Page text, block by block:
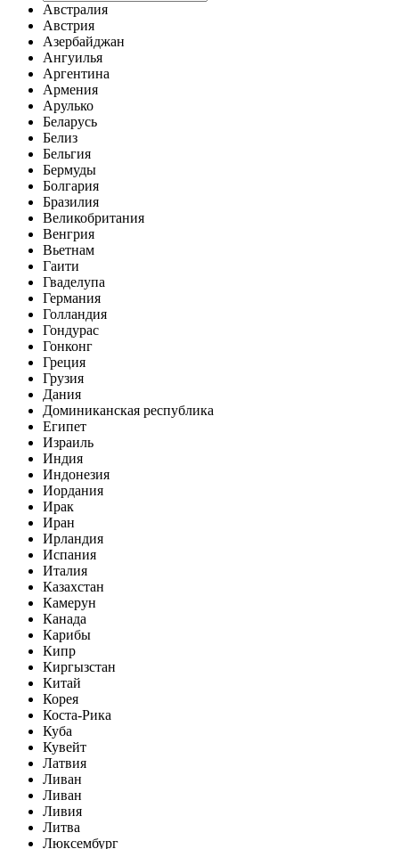
Австралия
Австрия
Азербайджан
Ангуилья
Аргентина
Армения
Арулько
Беларусь
Белиз
Бельгия
Бермуды
Болгария
Бразилия
Великобритания
Венгрия
Вьетнам
Гаити
Гваделупа
Германия
Голландия
Гондурас
Гонконг
Греция
Грузия
Дания
Доминиканская республика
Египет
Израиль
Индия
Индонезия
Иордания
Ирак
Иран
Ирландия
Испания
Италия
Казахстан
Камерун
Канада
Карибы
Кипр
Киргызстан
Китай
Корея
Коста-Рика
Куба
Кувейт
Латвия
Ливан
Ливан
Ливия
Литва
Люксембург